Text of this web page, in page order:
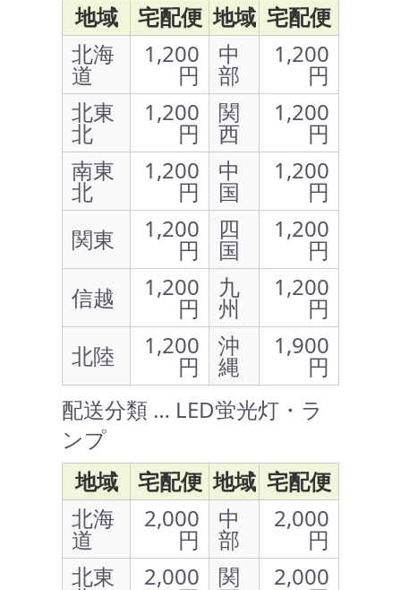
地域
宅配便 地域 宅配便
北海
道
1,200
円
中
部
1,200
円
北東
北
1,200
円
関
西
1,200
円
南東
北
1,200
円
中
国
1,200
円
関東
1,200
円
四
国
1,200
円
信越
1,200
円
九
州
1,200
円
北陸
1,200
円
沖
縄
1,900
円
配送分類 … LED蛍光灯・ラ
ンプ
地域
宅配便 地域 宅配便
北海
道
2,000
円
中
部
2,000
円
北東
2,000 関 2,000